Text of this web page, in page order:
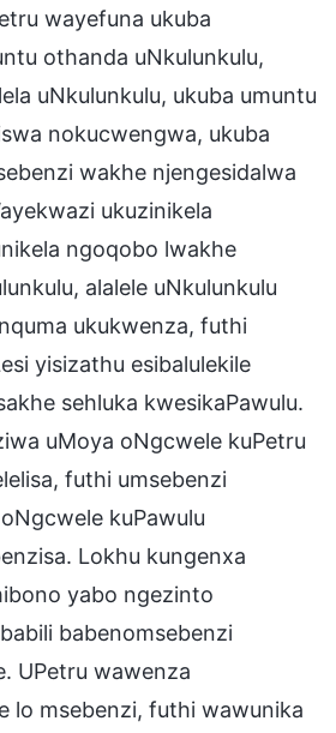
wayefuna ukuba
othanda uNkulunkulu,
uNkulunkulu, ukuba umuntu
nokucwengwa, ukuba
wakhe njengesidalwa
ukuzinikela
ngoqobo lwakhe
alalele uNkulunkulu
ukukwenza, futhi
yisizathu esibalulekile
sehluka kwesikaPawulu.
uMoya oNgcwele kuPetru
futhi umsebenzi
kuPawulu
Lokhu kungenxa
yabo ngezinto
babenomsebenzi
UPetru wawenza
lo msebenzi, futhi wawunika